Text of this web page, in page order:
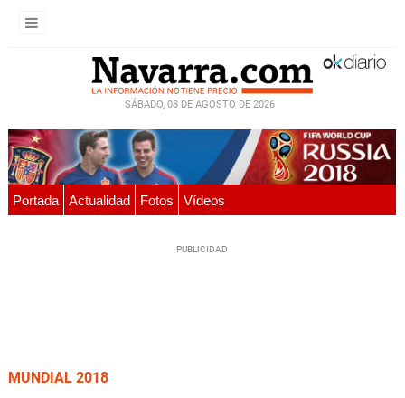
SÁBADO, 08 DE AGOSTO DE 2026
Portada Actualidad Fotos Vídeos
MUNDIAL 2018